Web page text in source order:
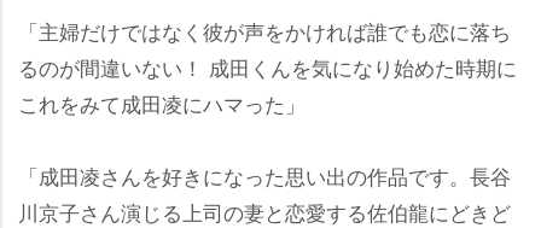
「主婦だけではなく彼が声をかければ誰でも恋に落ち
るのが間違いない！ 成田くんを気になり始めた時期に
これをみて成田凌にハマった」
「成田凌さんを好きになった思い出の作品です。長谷
川京子さん演じる上司の妻と恋愛する佐伯龍にどきど